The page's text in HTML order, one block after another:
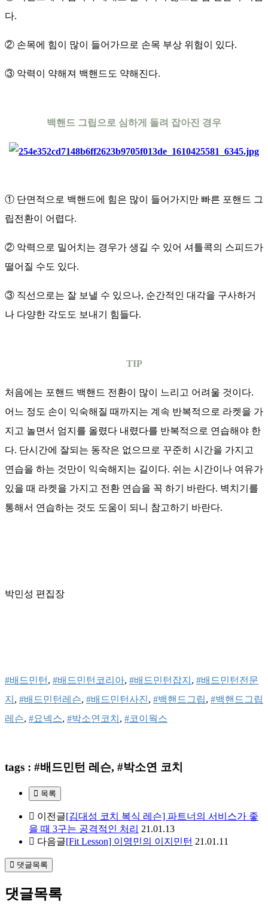
다.
② 손목에 힘이 많이 들어가므로 손목 부상 위험이 있다.
③ 악력이 약해져 백핸드도 약해진다.
백핸드 그립으로 심하게 돌려 잡아진 경우
① 단면적으로 백핸드에 힘은 많이 들어가지만 빠른 포핸드 그
립전환이 어렵다.
② 악력으로 밀어치는 경우가 생길 수 있어 셔틀콕의 스피드가
떨어질 수도 있다.
③ 직선으로는 잘 보낼 수 있으나, 순간적인 대각을 구사하거
나 다양한 각도도 보내기 힘들다.
TIP
처음에는 포핸드 백핸드 전환이 많이 느리고 어려울 것이다.
어느 정도 손이 익숙해질 때까지는 계속 반복적으로 라켓을 가
지고 놀면서 엄지를 올렸다 내렸다를 반복적으로 연습해야 한
다. 단시간에 잘되는 동작은 없으므로 꾸준히 시간을 가지고
연습을 하는 것만이 익숙해지는 길이다. 쉬는 시간이나 여유가
있을 때 라켓을 가지고 전환 연습을 꼭 하기 바란다. 벽치기를
통해서 연습하는 것도 도움이 되니 참고하기 바란다.
박민성 편집장
#배드민턴 , #배드민턴코리아, #배드민턴잡지 , #배드민턴전문
지 , #배드민턴레슨, #배드민턴사진 , #백핸드그립, #백핸드그립
레슨, #요넥스, #박소연코치 , #코이웍스
tags : #배드민턴 레슨, #박소연 코치
목록
이전글[김대성 코치 복식 레슨] 파트너의 서비스가 좋
을 때 3구는 공격적인 처리 21.01.13
다음글[Fit Lesson] 이영민의 이지민턴 21.01.11
댓글목록
댓글목록